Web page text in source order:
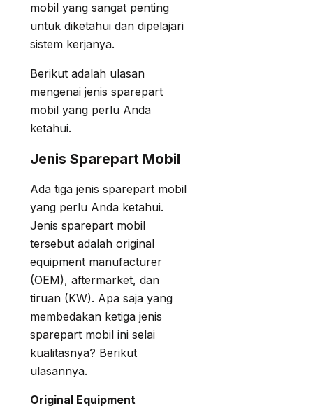
mobil yang sangat penting
untuk diketahui dan dipelajari
sistem kerjanya.
Berikut adalah ulasan
mengenai jenis sparepart
mobil yang perlu Anda
ketahui.
Jenis Sparepart Mobil
Ada tiga jenis sparepart mobil
yang perlu Anda ketahui.
Jenis sparepart mobil
tersebut adalah original
equipment manufacturer
(OEM), aftermarket, dan
tiruan (KW). Apa saja yang
membedakan ketiga jenis
sparepart mobil ini selai
kualitasnya? Berikut
ulasannya.
Original Equipment